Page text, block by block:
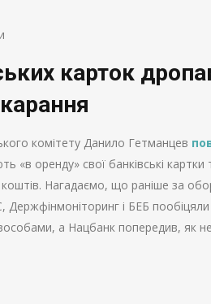
карток
комітету Данило Гетманцев
«в оренду» свої банківські
коштів. Нагадаємо, що раніше за
Держфінмоніторинг і БЕБ
а Нацбанк попередив, як